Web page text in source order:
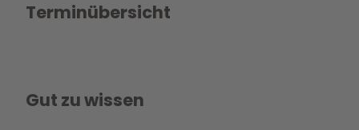
Terminübersicht
Gut zu wissen